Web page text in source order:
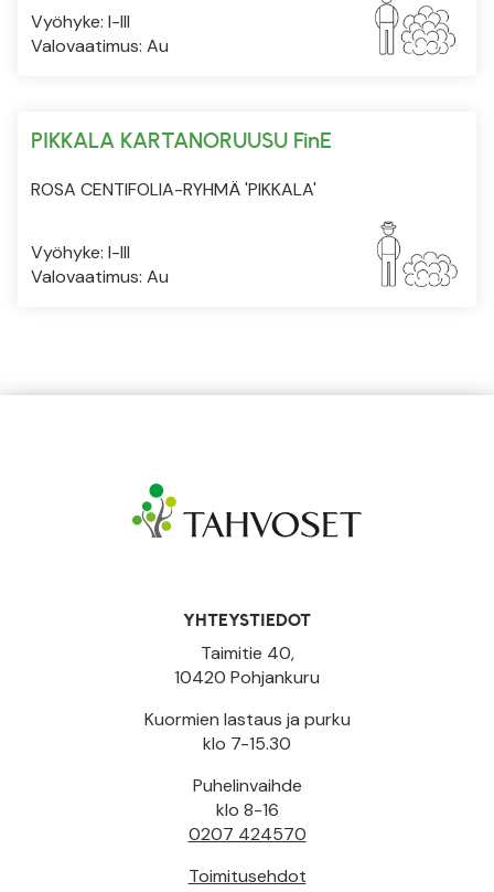
Vyöhyke: I-III
Valovaatimus: Au
PIKKALA KARTANORUUSU FinE
ROSA CENTIFOLIA-RYHMÄ 'PIKKALA'
Vyöhyke: I-III
Valovaatimus: Au
YHTEYSTIEDOT
Taimitie 40,
10420 Pohjankuru
Kuormien lastaus ja purku
klo 7-15.30
Puhelinvaihde
klo 8-16
0207 424570
Toimitusehdot